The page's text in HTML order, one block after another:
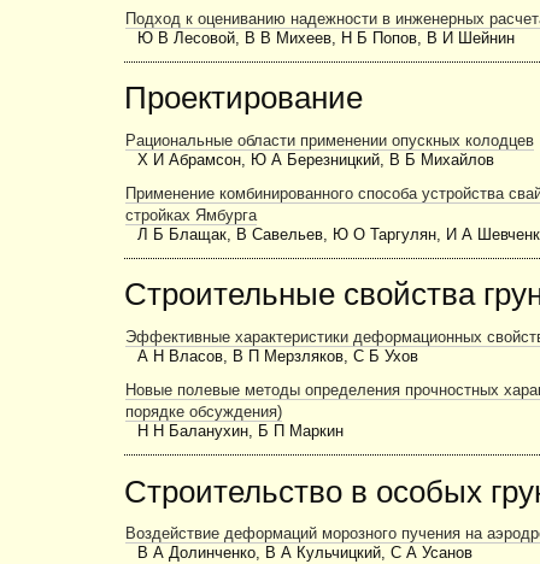
Подход к оцениванию надежности в инженерных
Ю В Лесовой, В В Михеев, Н Б Попов, В И Шейнин
Проектирование
Рациональные области применении опускных колодцев
Х И Абрамсон, Ю А Березницкий, В Б Михайлов
Применение комбинированного способа устройства
стройках Ямбурга
Л Б Блащак, В Савельев, Ю О Таргулян, И А
Строительные свойства
Эффективные характеристики деформационных
А Н Власов, В П Мерзляков, С Б Ухов
Новые полевые методы опре­деления прочностных
порядке обсуждения)
Н Н Баланухин, Б П Маркин
Строительство в особых
Воздействие деформаций морозного пучения на
В А Долинченко, В А Кульчицкий, С А Усанов